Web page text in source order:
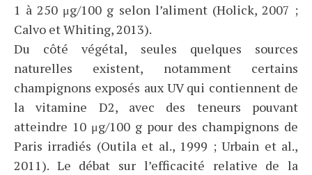
1 à 250 μg/100 g selon l’aliment (Holick, 2007 ;
Calvo et Whiting, 2013).
Du côté végétal, seules quelques sources
naturelles existent, notamment certains
champignons exposés aux UV qui contiennent de
la vitamine D2, avec des teneurs pouvant
atteindre 10 μg/100 g pour des champignons de
Paris irradiés (Outila et al., 1999 ; Urbain et al.,
2011). Le débat sur l’efficacité relative de la